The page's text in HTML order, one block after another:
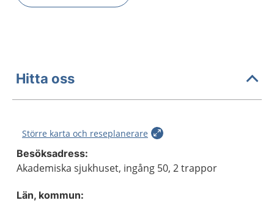
Hitta oss
Större karta och reseplanerare
Besöksadress:
Akademiska sjukhuset, ingång 50, 2 trappor
Län, kommun: